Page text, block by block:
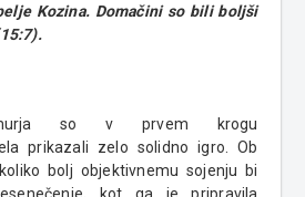
Kozina. Domačini so bili boljši
so v prvem krogu
prikazali zelo solidno igro. Ob
bolj objektivnemu sojenju bi